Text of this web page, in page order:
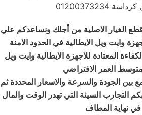
01200373234
الغيار الاصلية من أجلك ونساعدكم علي
وايت ويل الايطالية في الحدود الامنة
المعتادة للاجهزة الايطالية وايت ويل
العمر الافتراضي
بين الجودة والسرعة والاسعار المحددة ثم
التجارب السيئة التي تهدر الوقت والمال
في نهاية المطاف